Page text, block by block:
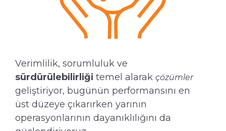
Verimlilik, sorumluluk ve
sürdürülebilirliği temel alarakçözümler
geliştiriyor, bugünün performansını en
üst düzeye çıkarırken yarının
operasyonlarının dayanıklılığını da